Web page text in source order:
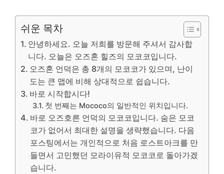
쉬운 목차
안녕하세요. 오늘 저희를 방문해 주셔서 감사합
니다. 오늘은 오즈혼 힐즈의 모코코입니다.
오즈혼 언덕은 총 8개의 모코코가 있으며, 난이
도는 큰 맵에 비해 상대적으로 쉽습니다.
바로 시작합시다!
첫 번째는 Mococo의 일반적인 위치입니다.
바로 오즈호른 언덕의 모코코입니다. 숨은 모코
코가 없어서 최대한 설명을 생략했습니다. 다음
포스팅에서는 개인적으로 처음 로스트아크를 만
들면서 고민했던 모라이유적 모코코로 돌아가겠
습니다.